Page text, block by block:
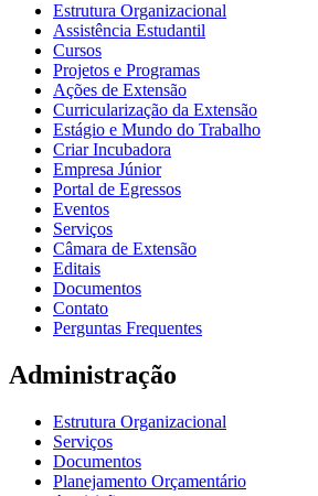
Estrutura Organizacional
Assistência Estudantil
Cursos
Projetos e Programas
Ações de Extensão
Curricularização da Extensão
Estágio e Mundo do Trabalho
Criar Incubadora
Empresa Júnior
Portal de Egressos
Eventos
Serviços
Câmara de Extensão
Editais
Documentos
Contato
Perguntas Frequentes
Administração
Estrutura Organizacional
Serviços
Documentos
Planejamento Orçamentário